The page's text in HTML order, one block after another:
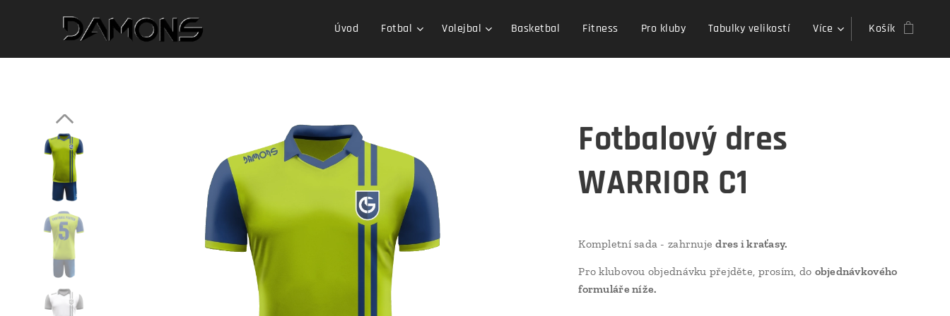
Úvod Fotbal Volejbal Basketbal Fitness Pro kluby Tabulky velikostí Více Košík
Fotbalový dres
WARRIOR C1
Kompletní sada - zahrnujedres i kraťasy.
Pro klubovou objednávku přejděte, prosím, do objednávkového
formuláře níže.